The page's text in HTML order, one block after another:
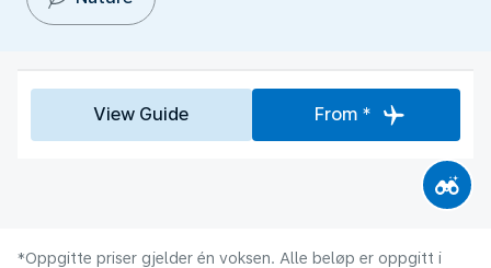
View Guide From *
*Oppgitte priser gjelder én voksen. Alle beløp er oppgitt i